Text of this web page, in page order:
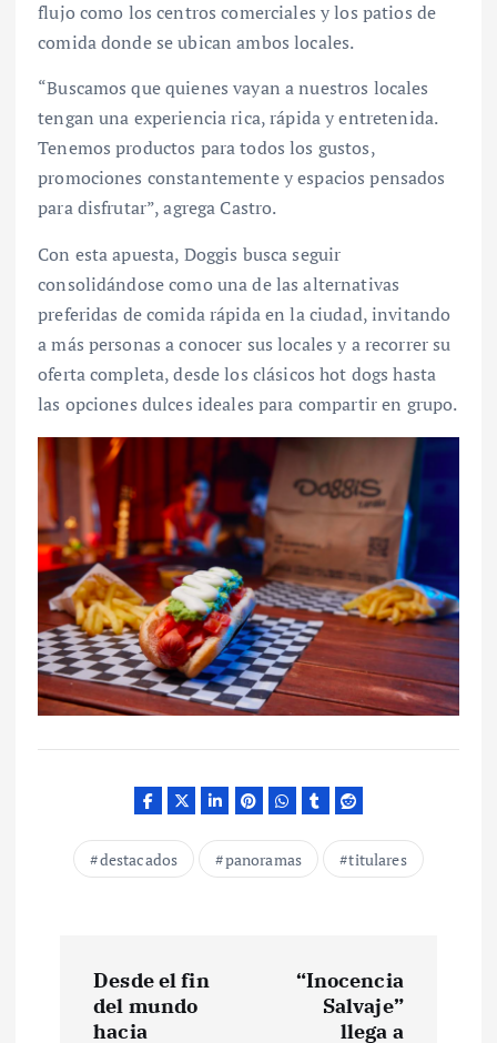
flujo como los centros comerciales y los patios de
comida donde se ubican ambos locales.
“Buscamos que quienes vayan a nuestros locales
tengan una experiencia rica, rápida y entretenida.
Tenemos productos para todos los gustos,
promociones constantemente y espacios pensados
para disfrutar”, agrega Castro.
Con esta apuesta, Doggis busca seguir
consolidándose como una de las alternativas
preferidas de comida rápida en la ciudad, invitando
a más personas a conocer sus locales y a recorrer su
oferta completa, desde los clásicos hot dogs hasta
las opciones dulces ideales para compartir en grupo.
destacados panoramas titulares
Desde el fin
del mundo
hacia
“Inocencia
Salvaje”
llega a